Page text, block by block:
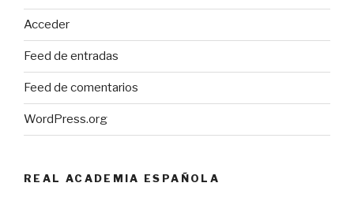
Acceder
Feed de entradas
Feed de comentarios
WordPress.org
REAL ACADEMIA ESPAÑOLA